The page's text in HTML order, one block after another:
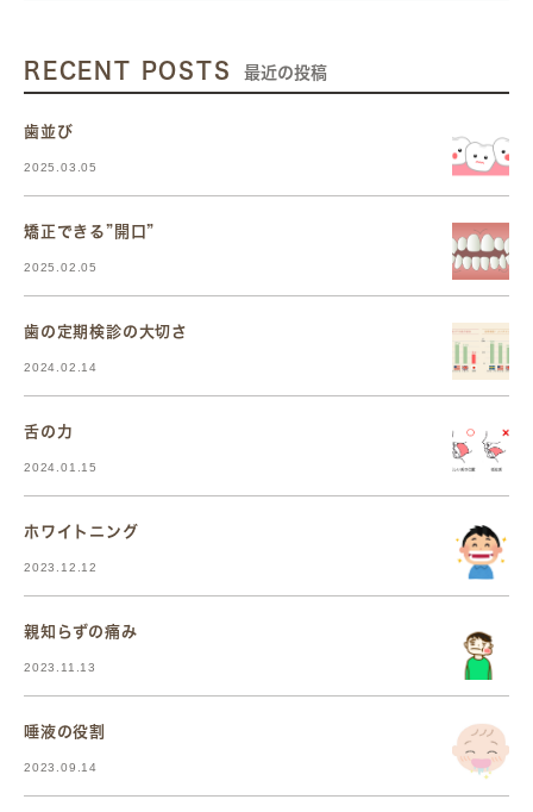
RECENT POSTS 最近の投稿
歯並び
2025.03.05
矯正できる”開口”
2025.02.05
歯の定期検診の大切さ
2024.02.14
舌の力
2024.01.15
ホワイトニング
2023.12.12
親知らずの痛み
2023.11.13
唾液の役割
2023.09.14